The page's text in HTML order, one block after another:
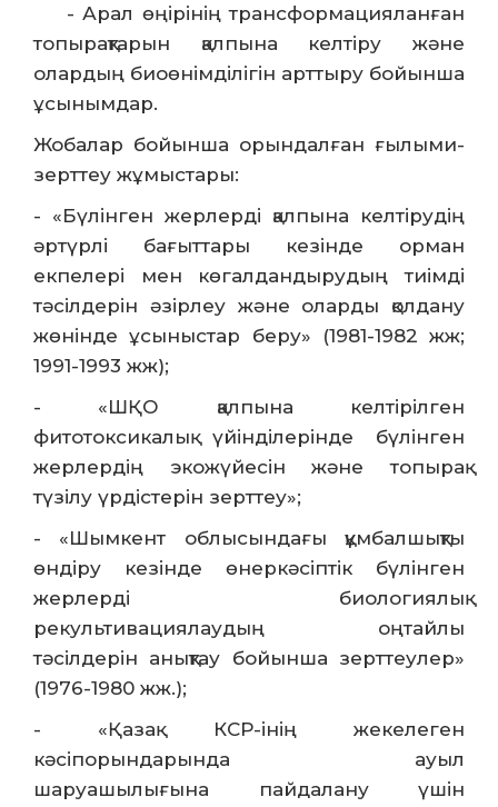
- Арал өңірінің трансформацияланған
топырақтарын қалпына келтіру және
олардың биоөнімділігін арттыру бойынша
ұсынымдар.
Жобалар бойынша орындалған ғылыми-
зерттеу жұмыстары:
- «Бүлінген жерлерді қалпына келтірудің
әртүрлі бағыттары кезінде орман
екпелері мен көгалдандырудың тиімді
тәсілдерін әзірлеу және оларды қолдану
жөнінде ұсыныстар беру» (1981-1982 жж;
1991-1993 жж);
- «ШҚО қалпына келтірілген
фитотоксикалық үйінділерінде бүлінген
жерлердің экожүйесін және топырақ
түзілу үрдістерін зерттеу»;
- «Шымкент облысындағы құмбалшықты
өндіру кезінде өнеркәсіптік бүлінген
жерлерді биологиялық
рекультивациялаудың оңтайлы
тәсілдерін анықтау бойынша зерттеулер»
(1976-1980 жж.);
- «Қазақ КСР-інің жекелеген
кәсіпорындарында ауыл
шаруашылығына пайдалану үшін